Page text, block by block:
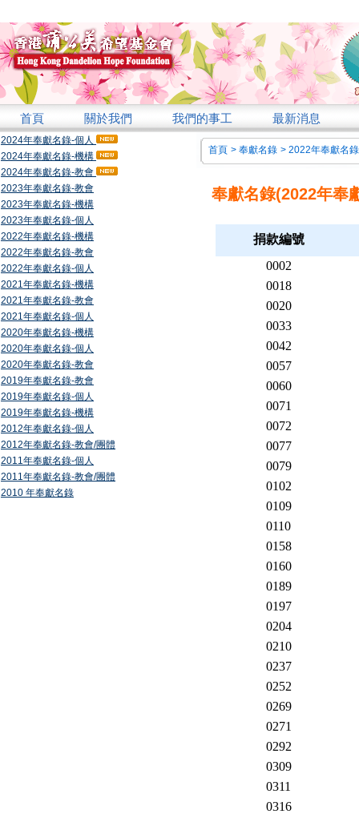
首頁 關於我們 我們的事工 最新消息
2024年奉獻名錄-個人
2024年奉獻名錄-機構
2024年奉獻名錄-教會
2023年奉獻名錄-教會
2023年奉獻名錄-機構
2023年奉獻名錄-個人
2022年奉獻名錄-機構
2022年奉獻名錄-教會
2022年奉獻名錄-個人
2021年奉獻名錄-機構
2021年奉獻名錄-教會
2021年奉獻名錄-個人
2020年奉獻名錄-機構
2020年奉獻名錄-個人
2020年奉獻名錄-教會
2019年奉獻名錄-教會
2019年奉獻名錄-個人
2019年奉獻名錄-機構
2012年奉獻名錄-個人
2012年奉獻名錄-教會/團體
2011年奉獻名錄-個人
2011年奉獻名錄-教會/團體
2010 年奉獻名錄
首頁 > 奉獻名錄 > 2022年奉獻名
奉獻名錄(2022年奉
捐款編號
0002
0018
0020
0033
0042
0057
0060
0071
0072
0077
0079
0102
0109
0110
0158
0160
0189
0197
0204
0210
0237
0252
0269
0271
0292
0309
0311
0316